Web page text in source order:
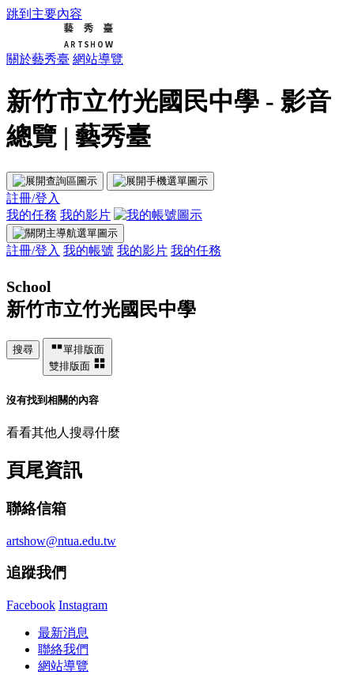
跳到主要內容
關於藝秀臺 網站導覽
新竹市立竹光國民中學 - 影音
總覽 | 藝秀臺
註冊/登入
我的任務 我的影片
註冊/登入 我的帳號 我的影片 我的任務
School
新竹市立竹光國民中學
搜尋
單排版面
雙排版面
沒有找到相關的內容
看看其他人搜尋什麼
頁尾資訊
聯絡信箱
artshow@ntua.edu.tw
追蹤我們
Facebook Instagram
最新消息
聯絡我們
網站導覽